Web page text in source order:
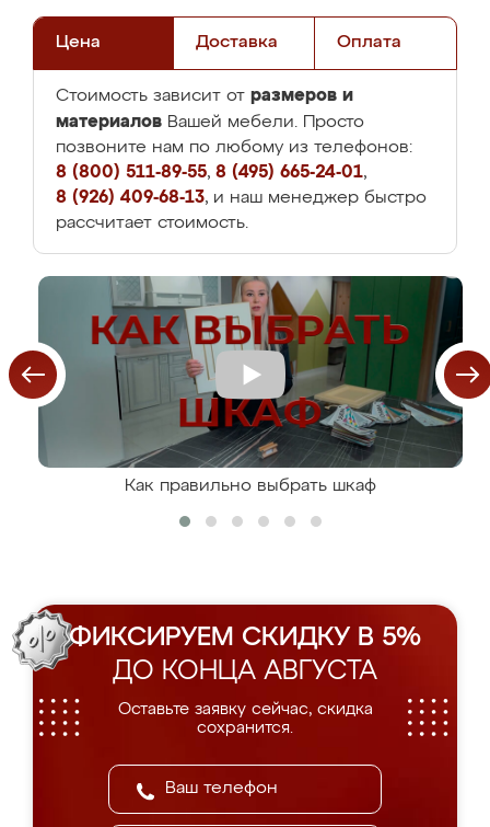
Цена Доставка Оплата
Стоимость зависит от размеров и
материалов Вашей мебели. Просто
позвоните нам по любому из телефонов:
8 (800) 511-89-55, 8 (495) 665-24-01,
8 (926) 409-68-13, и наш менеджер быстро
рассчитает стоимость.
Как правильно выбрать шкаф
ФИКСИРУЕМ СКИДКУ В 5%
ДО КОНЦА АВГУСТА
Оставьте заявку сейчас, скидка
сохранится.